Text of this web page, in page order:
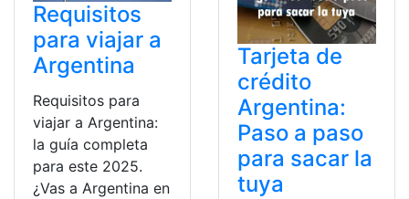
Requisitos
para viajar a
Argentina
Requisitos para
viajar a Argentina:
la guía completa
para este 2025.
¿Vas a Argentina en
Tarjeta de
crédito
Argentina:
Paso a paso
para sacar la
tuya